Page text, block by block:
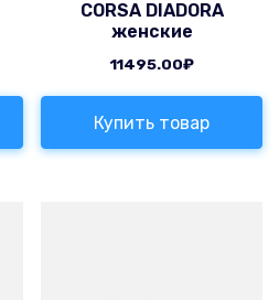
CORSA DIADORA
женские
11495.00₽
Купить товар